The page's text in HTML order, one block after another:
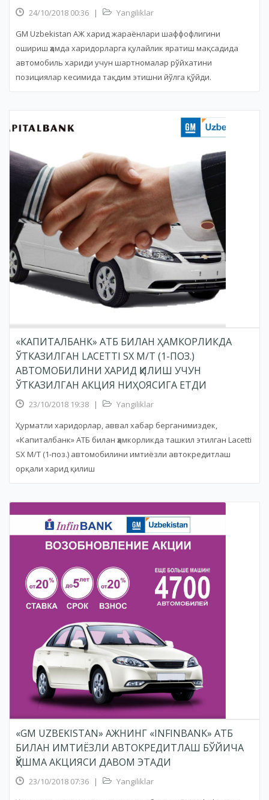
24/10/2018 00:36 |
Yangiliklar
GM Uzbekistan АЖ харид жараёнлари шаффофлигини
ошириш ҳамда харидорларга қулайлик яратиш мақсадида
автомобиль хариди учун шартномалар рўйхатини
позициялар кесимида тақдим этишни йўлга қўйди.
«КАПИТАЛБАНК» АТБ БИЛАН ҲАМКОРЛИКДА
ЎТКАЗИЛГАН LACETTI SX M/T (1-ПОЗ.)
АВТОМОБИЛИНИ ХАРИД ҚИЛИШ УЧУН
ЎТКАЗИЛГАН АКЦИЯ НИҲОЯСИГА ЕТДИ
23/10/2018 19:38 |
Yangiliklar
Ҳурматли харидорлар, аввал хабар берганимиздек,
«Капиталбанк» АТБ билан ҳамкорликда ташкил этилган Lacetti
SX M/T (1-поз.) автомобилини имтиёзли автокредитлаш
орқали харид қилиш
«GM UZBEKISTAN» АЖНИНГ «INFINBANK» АТБ
БИЛАН ИМТИЁЗЛИ АВТОКРЕДИТЛАШ БЎЙИЧА
ҚЎШМА АКЦИЯСИ ДАВОМ ЭТАДИ
23/10/2018 07:36 |
Yangiliklar